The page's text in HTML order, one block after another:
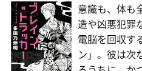
意識も、体も
造や凶悪犯罪
電脳を回収す
ン」。彼は次